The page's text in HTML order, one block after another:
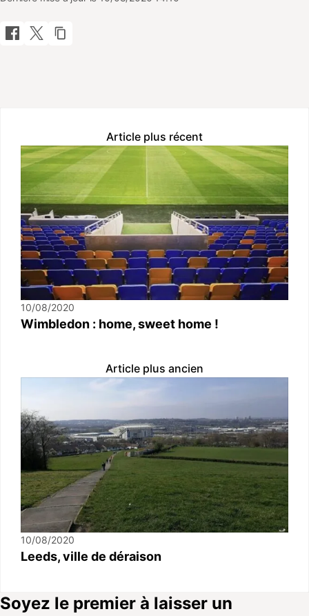
Article plus récent
10/08/2020
Wimbledon : home, sweet home !
Article plus ancien
10/08/2020
Leeds, ville de déraison
Soyez le premier à laisser un